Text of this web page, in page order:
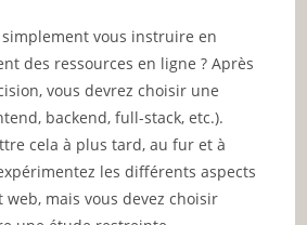
vous instruire en
des ressources en ligne ? Après
vous devrez choisir une
backend, full-stack, etc.).
cela à plus tard, au fur et à
les différents aspects
mais vous devez choisir